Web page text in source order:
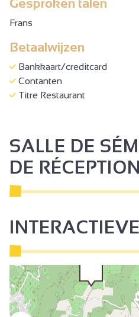
Gesproken talen
Frans
Betaalwijzen
Bankkaart/creditcard
Contanten
Titre Restaurant
SALLE DE
DE RÉCEPTION